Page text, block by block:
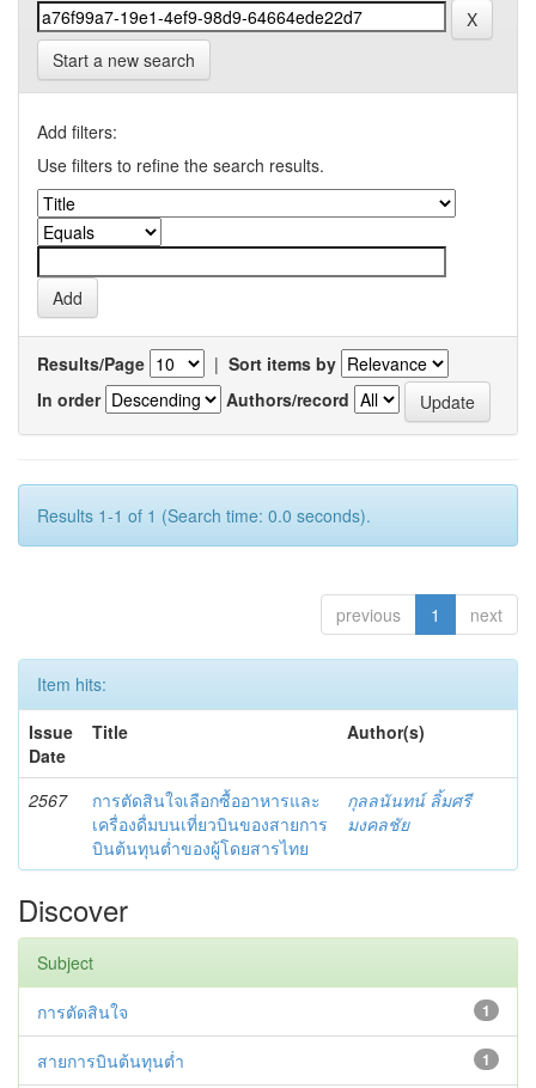
Start a new search
Add filters:
Use filters to refine the search results.
Results/Page | Sort items by
In order
Authors/record
Results 1-1 of 1 (Search time: 0.0 seconds).
previous 1 next
Item hits:
Issue
Date
Title Author(s)
2567
การตัดสินใจเลือกซื้ออาหารและ
เครื่องดื่มบนเที่ยวบินของสายการ
บินต้นทุนต่ำของผู้โดยสารไทย
กุลลนันทน์ ลิ้มศรี
มงคลชัย
Discover
Subject
1
การตัดสินใจ
1
สายการบินต้นทุนต่ำ